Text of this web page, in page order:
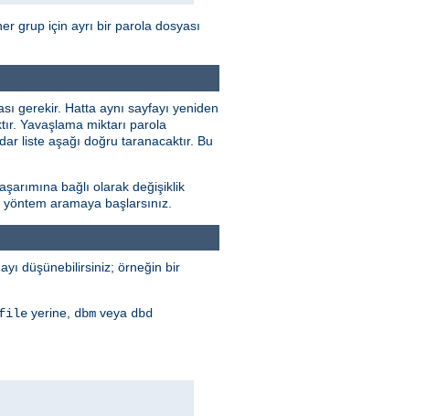
grup için ayrı bir parola dosyası
gerekir. Hatta aynı sayfayı yeniden
Yavaşlama miktarı parola
liste aşağı doğru taranacaktır. Bu
bağlı olarak değişiklik
aramaya başlarsınız.
düşünebilirsiniz; örneğin bir
yerine, dbm veya dbd